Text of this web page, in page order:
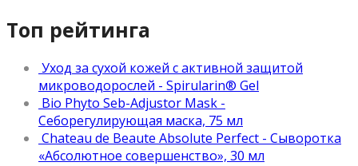
Топ рейтинга
Уход за сухой кожей с активной защитой
микроводорослей - Spirularin® Gel
Bio Phyto Seb-Adjustor Mask -
Себорегулирующая маска, 75 мл
Chateau de Beaute Absolute Perfect - Сыворотка
«Абсолютное совершенство», 30 мл